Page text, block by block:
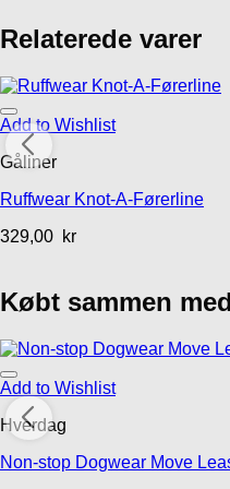
Relaterede varer
Add to Wishlist
Gåliner
Ruffwear Knot-A-Førerline
329,00 kr
Købt sammen med
Add to Wishlist
Hverdag
Non-stop Dogwear Move